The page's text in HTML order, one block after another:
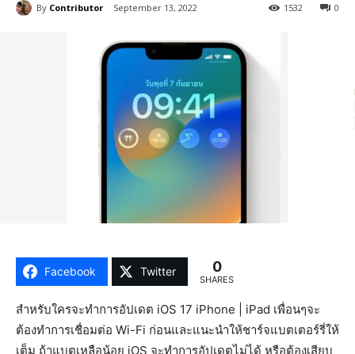
By Contributor September 13, 2022 0
1532
Facebook Twitter 0
SHARES
สำหรับใครจะทำการอัปเดต iOS 17 iPhone | iPad เพื่อนๆจะ
ต้องทำการเชื่อมต่อ Wi-Fi ก่อนและแนะนำให้ชาร์จแบตเตอร์รี่ให้
เต็ม ถ้าแบตเหลือน้อย iOS จะทำการอัปเดตไม่ได้ หรือต้องเสียบ